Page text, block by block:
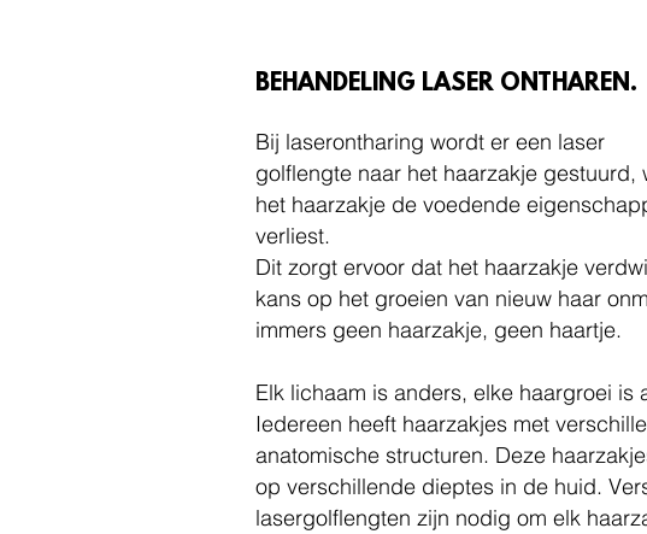
BEHANDELING LASER ONTHAREN.
Bij laserontharing wordt er een laser
golflengte naar het haarzakje gestuurd,
het haarzakje de voedende
verliest.
Dit zorgt ervoor dat het haarzakje
kans op het groeien van nieuw haar
immers geen haarzakje, geen haartje.
Elk lichaam is anders, elke haargroei is
Iedereen heeft haarzakjes met
anatomische structuren. Deze
op verschillende dieptes in de huid.
lasergolflengten zijn nodig om elk